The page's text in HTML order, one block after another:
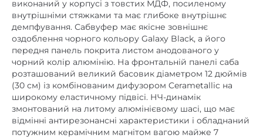
виконаний у корпусі з товстих МДФ, посиленому
внутрішніми стяжками та має глибоке внутрішнє
демпфування. Сабвуфер має якісне зовнішнє
оздоблення чорного кольору Galaxy Black, а його
передня панель покрита листом анодованого у
чорний колір алюмінію. На фронтальній панелі саба
розташований великий басовик діаметром 12 дюймів
(30 см) із комбінованим дифузором Cerametallic на
широкому еластичному підвісі. НЧ-динамік
змонтований на литому алюмінієвому шасі, що має
відмінні антирезонансні характеристики і обладнаний
потужним керамічним магнітом вагою майже 7